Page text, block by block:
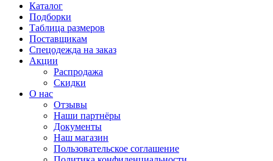
Каталог
Подборки
Таблица размеров
Поставщикам
Спецодежда на заказ
Акции
Распродажа
Скидки
О нас
Отзывы
Наши партнёры
Документы
Наш магазин
Пользовательское соглашение